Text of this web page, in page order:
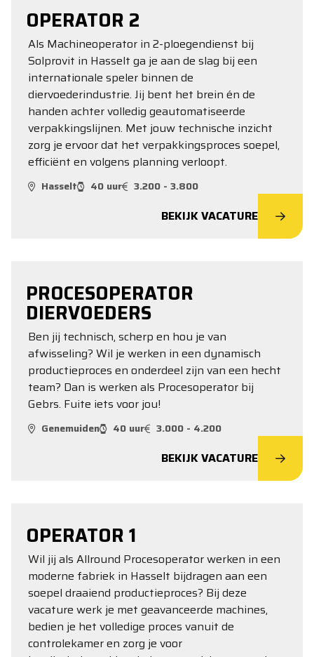
OPERATOR 2
Als Machineoperator in 2-ploegendienst bij
Solprovit in Hasselt ga je aan de slag bij een
internationale speler binnen de
diervoederindustrie. Jij bent het brein én de
handen achter volledig geautomatiseerde
verpakkingslijnen. Met jouw technische inzicht
zorg je ervoor dat het verpakkingsproces soepel,
efficiënt en volgens planning verloopt.
Hasselt 40 uur 3.200 - 3.800
BEKIJK VACATURE
PROCESOPERATOR
DIERVOEDERS
Ben jij technisch, scherp en hou je van
afwisseling? Wil je werken in een dynamisch
productieproces en onderdeel zijn van een hecht
team? Dan is werken als Procesoperator bij
Gebrs. Fuite iets voor jou!
Genemuiden 40 uur 3.000 - 4.200
BEKIJK VACATURE
OPERATOR 1
Wil jij als Allround Procesoperator werken in een
moderne fabriek in Hasselt bijdragen aan een
soepel draaiend productieproces? Bij deze
vacature werk je met geavanceerde machines,
bedien je het volledige proces vanuit de
controlekamer en zorg je voor